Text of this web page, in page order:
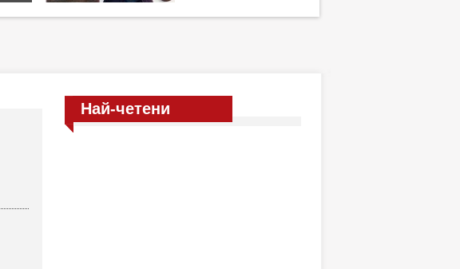
Най-четени